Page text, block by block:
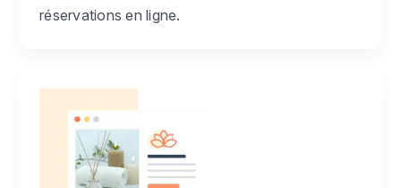
réservations en ligne.